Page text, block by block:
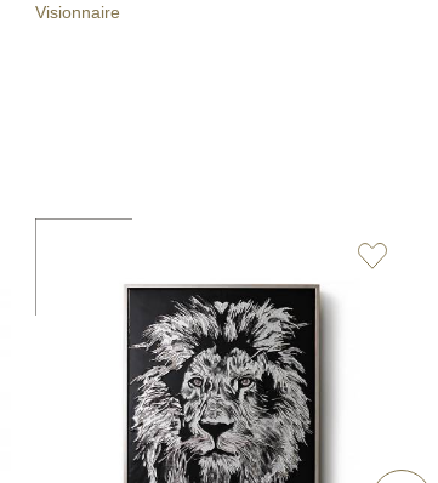
Visionnaire